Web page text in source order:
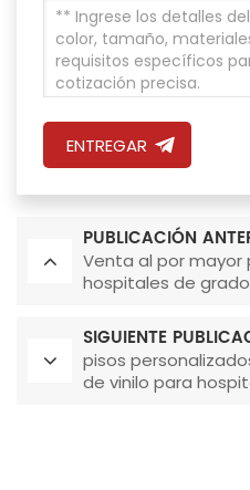
ENTREGAR
PUBLICACIÓN
Venta al por mayor
hospitales de
SIGUIENTE
pisos
de vinilo para